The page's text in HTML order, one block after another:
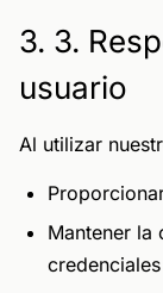
3. 3.
usuario
Al utilizar
Mantener la